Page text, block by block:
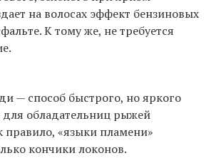
на волосах эффект бензиновых
К тому же, не требуется
— способ быстрого, но яркого
обладательниц рыжей
«языки пламени»
кончики локонов.